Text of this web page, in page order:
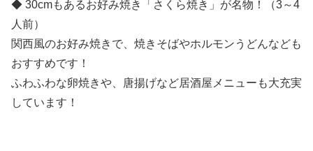
◆ 30cmもあるお好み焼き「さくら焼き」が名物！（3～4
人前）
関西風のお好み焼きで、焼きそばやホルモンうどんなども
おすすめです！
ふわふわな卵焼きや、唐揚げなど居酒屋メニューも大充実
しています！